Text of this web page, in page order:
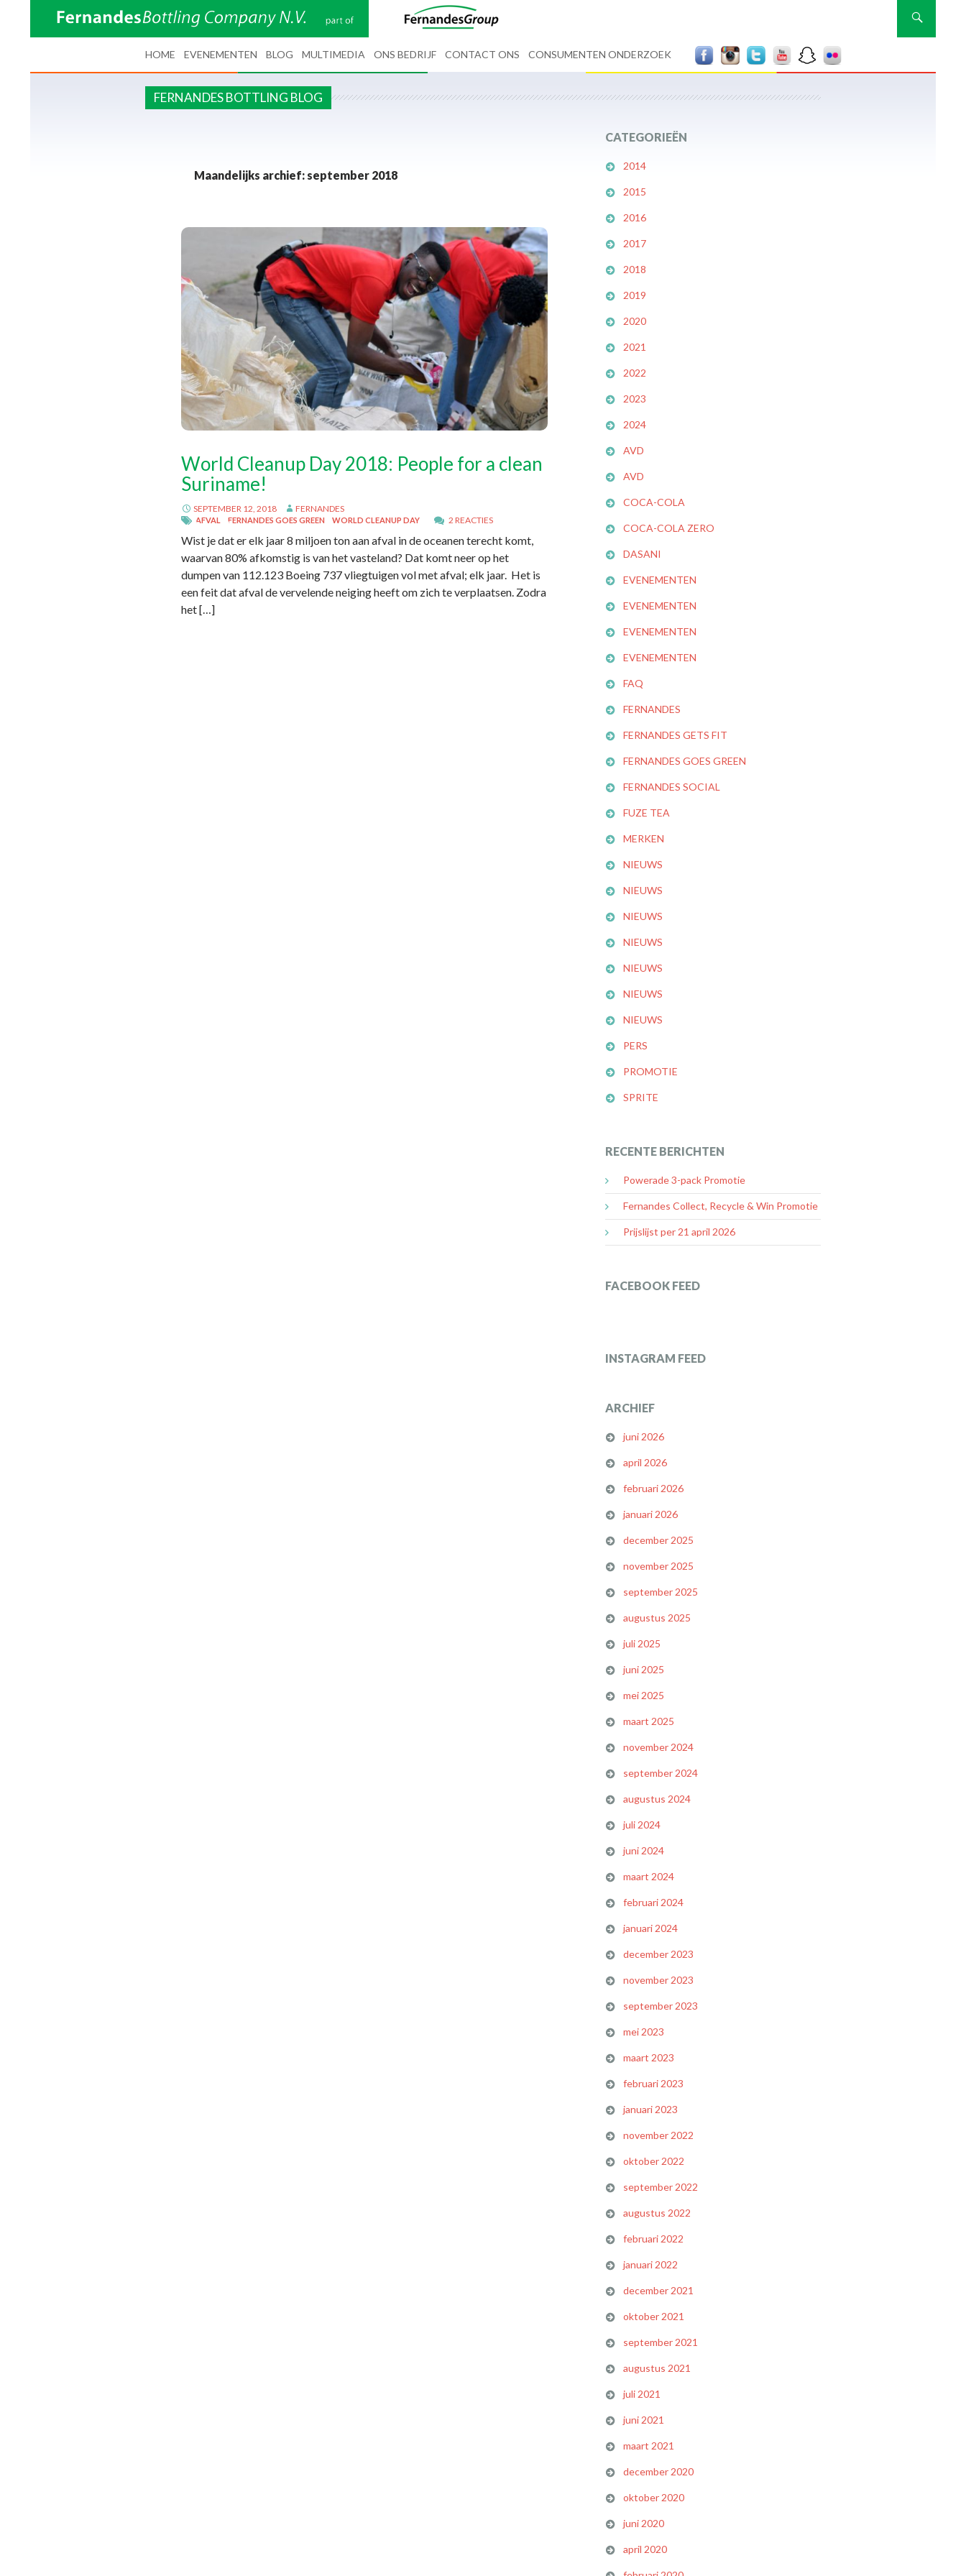
Zoeken
HOME EVENEMENTEN BLOG MULTIMEDIA ONS BEDRIJF CONTACT ONS CONSUMENTEN ONDERZOEK
FERNANDES BOTTLING BLOG
Maandelijks archief: september 2018
World Cleanup Day 2018: People for a clean
Suriname!
SEPTEMBER 12, 2018 FERNANDES
AFVAL FERNANDES GOES GREEN WORLD CLEANUP DAY 2 REACTIES
Wist je dat er elk jaar 8 miljoen ton aan afval in de oceanen terecht komt,
waarvan 80% afkomstig is van het vasteland? Dat komt neer op het
dumpen van 112.123 Boeing 737 vliegtuigen vol met afval; elk jaar. Het is
een feit dat afval de vervelende neiging heeft om zich te verplaatsen. Zodra
het […]
CATEGORIEËN
2014
2015
2016
2017
2018
2019
2020
2021
2022
2023
2024
AVD
AVD
COCA-COLA
COCA-COLA ZERO
DASANI
EVENEMENTEN
EVENEMENTEN
EVENEMENTEN
EVENEMENTEN
FAQ
FERNANDES
FERNANDES GETS FIT
FERNANDES GOES GREEN
FERNANDES SOCIAL
FUZE TEA
MERKEN
NIEUWS
NIEUWS
NIEUWS
NIEUWS
NIEUWS
NIEUWS
NIEUWS
PERS
PROMOTIE
SPRITE
RECENTE BERICHTEN
Powerade 3-pack Promotie
Fernandes Collect, Recycle & Win Promotie
Prijslijst per 21 april 2026
FACEBOOK FEED
INSTAGRAM FEED
ARCHIEF
juni 2026
april 2026
februari 2026
januari 2026
december 2025
november 2025
september 2025
augustus 2025
juli 2025
juni 2025
mei 2025
maart 2025
november 2024
september 2024
augustus 2024
juli 2024
juni 2024
maart 2024
februari 2024
januari 2024
december 2023
november 2023
september 2023
mei 2023
maart 2023
februari 2023
januari 2023
november 2022
oktober 2022
september 2022
augustus 2022
februari 2022
januari 2022
december 2021
oktober 2021
september 2021
augustus 2021
juli 2021
juni 2021
maart 2021
december 2020
oktober 2020
juni 2020
april 2020